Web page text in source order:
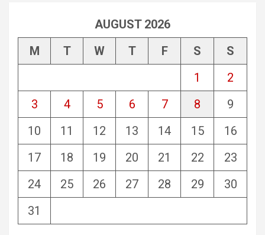
AUGUST 2026
M
T W T F S
S
1
2
3
4 5 6 7 8
9
10
11 12 13 14 15
16
17
18 19 20 21 22
23
24
25 26 27 28 29
30
31